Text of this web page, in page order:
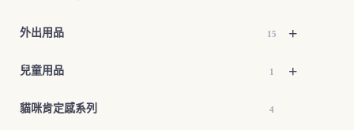
+
外出用品 15
+
兒童用品 1
貓咪肯定感系列 4